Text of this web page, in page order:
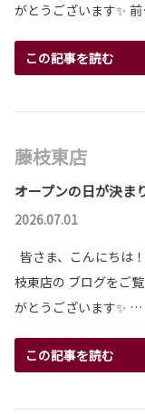
がとうございます✨
この記事を読む
藤枝東店
オープンの日が決ま
2026.07.01
皆さま、こんにちは
枝東店の ブログをご
がとうございます✨ …
この記事を読む